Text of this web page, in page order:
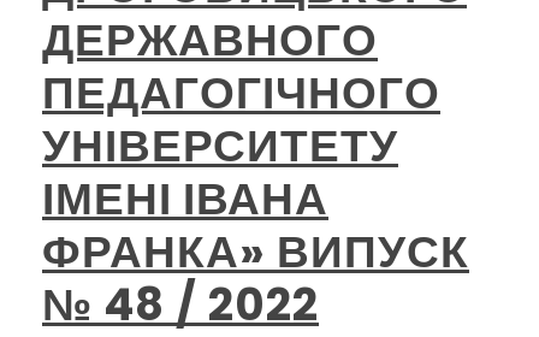
ДЕРЖАВНОГО
ПЕДАГОГІЧНОГО
УНІВЕРСИТЕТУ
ІМЕНІ ІВАНА
ФРАНКА» ВИПУСК
№ 48 / 2022